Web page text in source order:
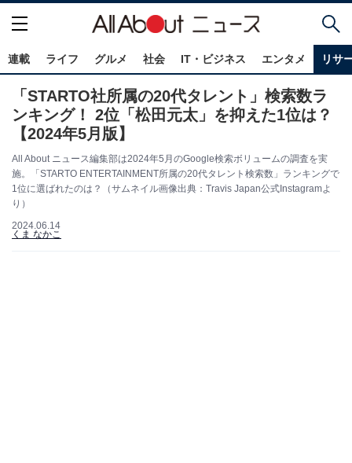
連載 ライフ グルメ 社会 IT・ビジネス エンタメ リサ
「STARTO社所属の20代タレント」検索数ラ
ンキング！ 2位「松田元太」を抑えた1位は？
【2024年5月版】
All About ニュース編集部は2024年5月のGoogle検索ボリュームの調査を実
施。「STARTO ENTERTAINMENT所属の20代タレント検索数」ランキングで
1位に選ばれたのは？（サムネイル画像出典：Travis Japan公式Instagramよ
り）
2024.06.14
くま なかこ